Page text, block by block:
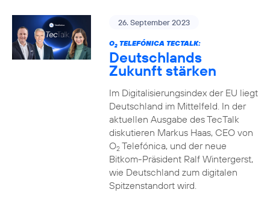
26. September 2023
O2TELEFÓNICA TECTALK:
Deutschlands
Zukunft stärken
Im Digitalisierungsindex der EU liegt
Deutschland im Mittelfeld. In der
aktuellen Ausgabe des TecTalk
diskutieren Markus Haas, CEO von
O2Telefónica, und der neue
Bitkom-Präsident Ralf Wintergerst,
wie Deutschland zum digitalen
Spitzenstandort wird.